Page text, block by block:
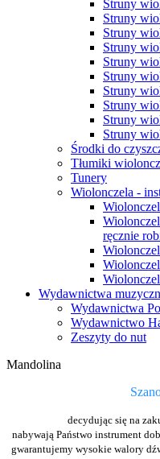
Struny
Struny
Struny
Struny
Struny
Struny
Struny
Struny
Struny
Struny
Środki do
Tłumiki
Tunery
Wiolonczela -
ręcznie
Wydawnictwa
Wydawnictwa
Wydawnictwo
Zeszyty do nut
Mandolina
decydując się na
nabywają Państwo instrument
gwarantujemy wysokie walory